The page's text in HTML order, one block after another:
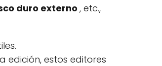
duro externo , etc.,
edición, estos editores